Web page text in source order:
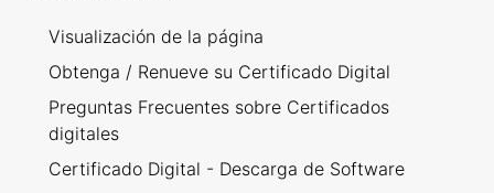
Visualización de la página
Obtenga / Renueve su Certificado Digital
Preguntas Frecuentes sobre Certificados
digitales
Certificado Digital - Descarga de Software